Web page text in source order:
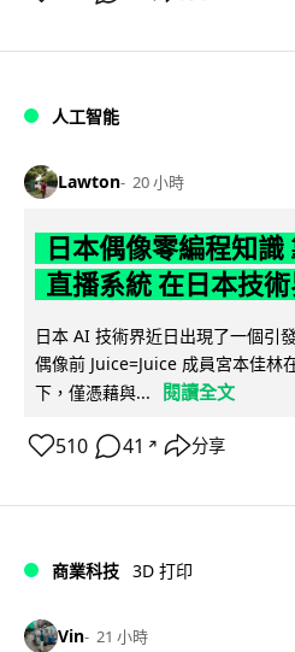
人工智能
Lawton 20 小時
日本偶像零編程知識
直播系統 在日本技
日本 AI 技術界近日出現了一個引
偶像前 Juice=Juice 成員宮本佳林
下，僅憑藉與...
閱讀全文
510 41 ↗ 分享
商業科技 3D 打印
Vin 21 小時